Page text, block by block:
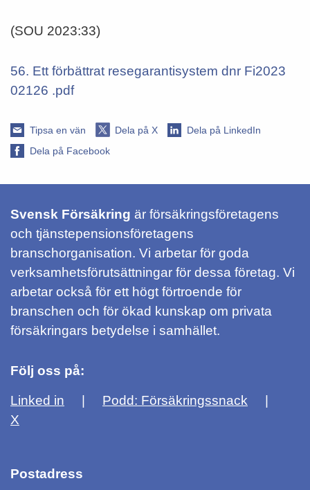
(SOU 2023:33)
56. Ett förbättrat resegarantisystem dnr Fi2023
02126 .pdf
Tipsa en vän Dela på X
Dela på LinkedIn
Dela på Facebook
Svensk Försäkring är försäkringsföretagens
och tjänstepensionsföretagens
branschorganisation. Vi arbetar för goda
verksamhetsförutsättningar för dessa företag. Vi
arbetar också för ett högt förtroende för
branschen och för ökad kunskap om privata
försäkringars betydelse i samhället.
Följ oss på:
Linked in
Podd: Försäkringssnack
X
Postadress